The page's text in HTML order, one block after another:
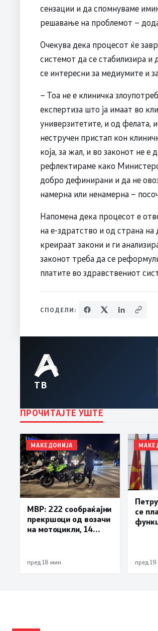
сензации и да спомнуваме
решавање на проблемот –
Очекува дека процесот ќе
системот да се стабилизира и
се интересни за медиумите и
– Тоа не е клиничка
експертиза што ја имаат во
универзитетите, и од фелата,
нестручен пристап кон
која, за жал, и во законот не
рефлектираме како
добро дефинирани и да не
намерна или ненамерна –
Напомена дека процесот е
на е-здратство и од страна
креираат закони и ги
законот треба да се
платите во здравствениот
СПОДЕЛИ:
ТВ
ПРОЧИТАЈТЕ УШТЕ
МАКЕДОНИЈА
МВР: 222 сообраќајни
прекршоци од возачи
на мотоцикли, 14
пред 18 мин.
се
пред 19